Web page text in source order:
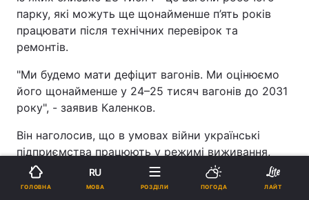
парку, які можуть ще щонайменше п’ять років
працювати після технічних перевірок та
ремонтів.
"Ми будемо мати дефіцит вагонів. Ми оцінюємо
його щонайменше у 24–25 тисяч вагонів до 2031
року", - заявив Каленков.
Він наголосив, що в умовах війни українські
підприємства працюють у режимі виживання,
зазнають мільярдних збитків та не мають
можливості інвестувати у масове оновлення
ГОЛОВНА
RU
МОВА РОЗДІЛИ ПОГОДА ЛАЙТ